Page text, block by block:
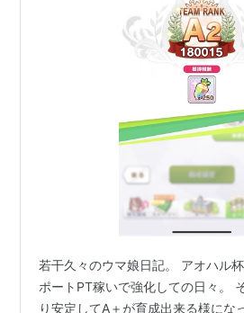
若干久々のウマ娘日記。 アオハル
ポートPT稼いで強化しての日々。
り安定してA＋が育成出来る様にな